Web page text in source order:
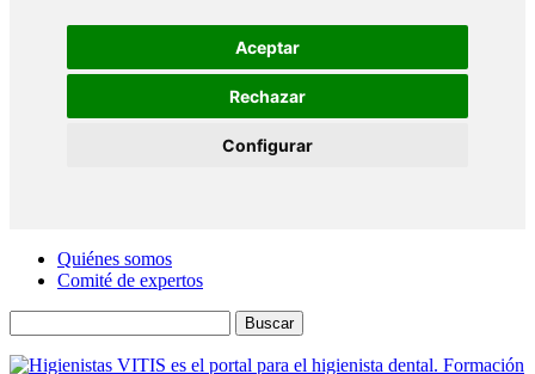
Aceptar
Rechazar
Configurar
Quiénes somos
Comité de expertos
Buscar